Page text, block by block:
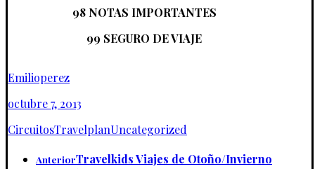
98 NOTAS IMPORTANTES
99 SEGURO DE VIAJE
Emilioperez
octubre 7, 2013
CircuitosTravelplanUncategorized
AnteriorTravelkids Viajes de Otoño/Invierno